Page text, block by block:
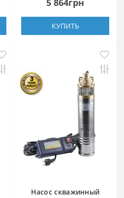
КУПИТЬ
Насос скважинный